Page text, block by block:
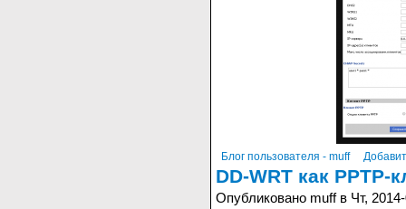
Блог пользователя - muff
DD-WRT как PPTP-
Опубликовано muff в Чт,